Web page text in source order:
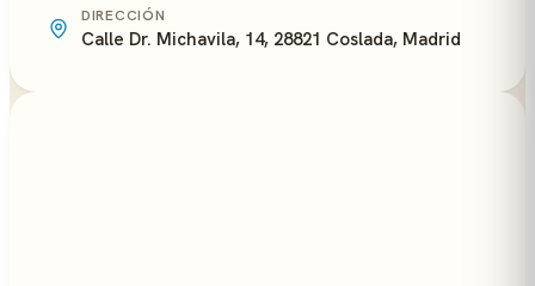
DIRECCIÓN
Calle Dr. Michavila, 14, 28821 Coslada, Madrid